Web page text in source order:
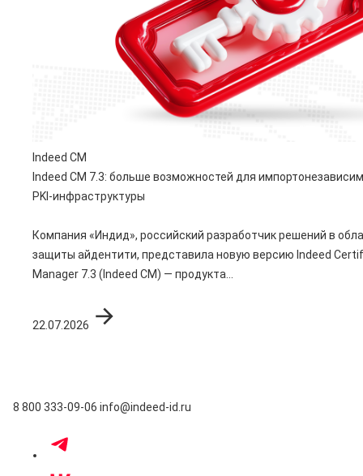
Indeed CM
Indeed CM 7.3: больше возможностей для
PKI-инфраструктуры
Компания «Индид», российский разработчик решений в
защиты айдентити, представила новую версию Indeed
Manager 7.3 (Indeed CM) — продукта...
22.07.2026
8 800 333-09-06 info@indeed-id.ru